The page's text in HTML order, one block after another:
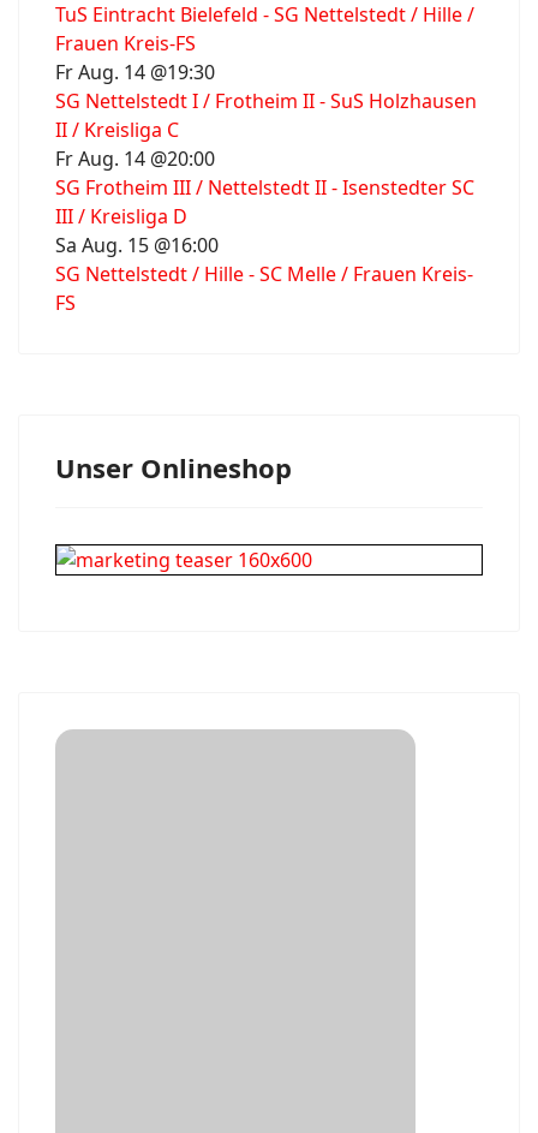
TuS Eintracht Bielefeld - SG Nettelstedt / Hille /
Frauen Kreis-FS
Fr Aug. 14 @19:30
SG Nettelstedt I / Frotheim II - SuS Holzhausen
II / Kreisliga C
Fr Aug. 14 @20:00
SG Frotheim III / Nettelstedt II - Isenstedter SC
III / Kreisliga D
Sa Aug. 15 @16:00
SG Nettelstedt / Hille - SC Melle / Frauen Kreis-
FS
Unser Onlineshop